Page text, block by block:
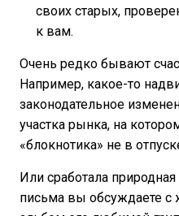
своих старых,
к вам.
Очень редко бывают
Например, какое-то
законодательное
участка рынка, на
«блокнотика» не в
Или сработала
письма вы обсуждаете с